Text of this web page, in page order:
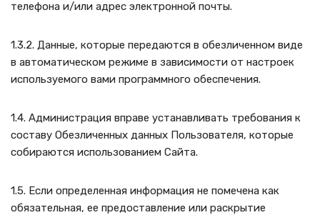
телефона и/или адрес электронной почты.
1.3.2. Данные, которые передаются в обезличенном виде
в автоматическом режиме в зависимости от настроек
используемого вами программного обеспечения.
1.4. Администрация вправе устанавливать требования к
составу Обезличенных данных Пользователя, которые
собираются использованием Сайта.
1.5. Если определенная информация не помечена как
обязательная, ее предоставление или раскрытие